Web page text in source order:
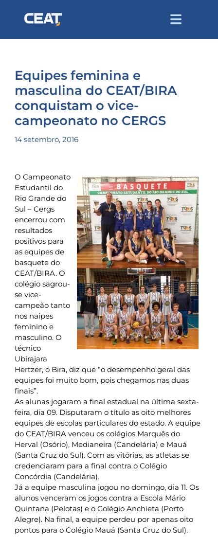
Equipes feminina e
masculina do CEAT/BIRA
conquistam o vice-
campeonato no CERGS
14 setembro, 2016
O Campeonato
Estudantil do
Rio Grande do
Sul – Cergs
encerrou com
resultados
positivos para
as equipes de
basquete do
CEAT/BIRA. O
colégio sagrou-
se vice-
campeão tanto
nos naipes
feminino e
masculino. O
técnico
Ubirajara
Hertzer, o Bira, diz que “o desempenho geral das
equipes foi muito bom, pois chegamos nas duas
finais”.
As alunas jogaram a final estadual na última sexta-
feira, dia 09. Disputaram o título as oito melhores
equipes de escolas particulares do estado. A equipe
do CEAT/BIRA venceu os colégios Marquês do
Herval (Osório), Medianeira (Candelária) e Mauá
(Santa Cruz do Sul). Com as vitórias, as atletas se
credenciaram para a final contra o Colégio
Concórdia (Candelária).
Já a equipe masculina jogou no domingo, dia 11. Os
alunos venceram os jogos contra a Escola Mário
Quintana (Pelotas) e o Colégio Anchieta (Porto
Alegre). Na final, a equipe perdeu por apenas oito
pontos para o Colégio Mauá (Santa Cruz do Sul).